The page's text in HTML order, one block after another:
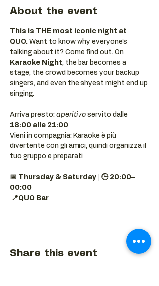
About the event
This is THE most iconic night at
QUO. Want to know why everyone’s
talking about it? Come find out. On
Karaoke Night, the bar becomes a
stage, the crowd becomes your backup
singers, and even the shyest might end up
singing.
Arriva presto: aperitivo servito dalle
18:00 alle 21:00
Vieni in compagnia: Karaoke è più
divertente con gli amici, quindi organizza il
tuo gruppo e preparati
📅 Thursday & Saturday | 🕒 20:00–
00:00
📍QUO Bar
Share this event